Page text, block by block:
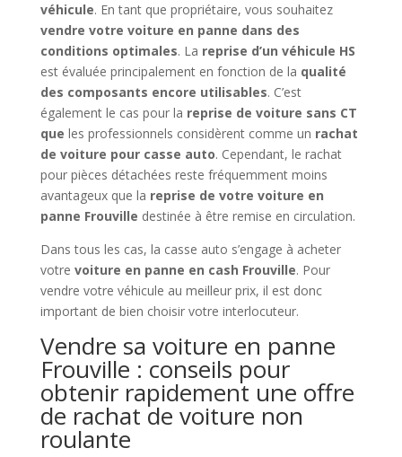
véhicule. En tant que propriétaire, vous souhaitez
vendre votre voiture en panne dans des
conditions optimales. La reprise d’un véhicule HS
est évaluée principalement en fonction de la qualité
des composants encore utilisables. C’est
également le cas pour la reprise de voiture sans CT
que les professionnels considèrent comme un rachat
de voiture pour casse auto. Cependant, le rachat
pour pièces détachées reste fréquemment moins
avantageux que la reprise de votre voiture en
panne Frouville destinée à être remise en circulation.
Dans tous les cas, la casse auto s’engage à acheter
votre voiture en panne en cash Frouville. Pour
vendre votre véhicule au meilleur prix, il est donc
important de bien choisir votre interlocuteur.
Vendre sa voiture en panne
Frouville : conseils pour
obtenir rapidement une offre
de rachat de voiture non
roulante